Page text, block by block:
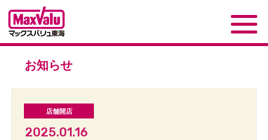
お知らせ
2025.01.16